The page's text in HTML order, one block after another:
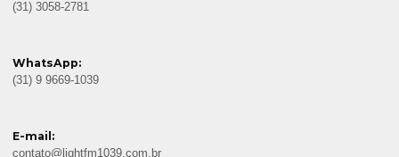
(31) 3058-2781
WhatsApp:
(31) 9 9669-1039
E-mail:
contato@lightfm1039.com.br